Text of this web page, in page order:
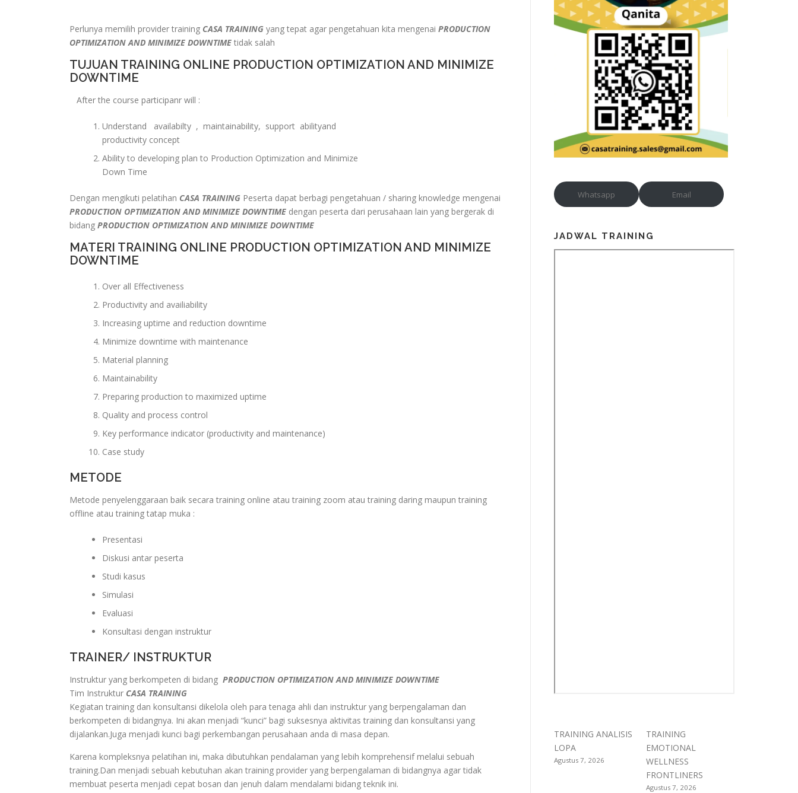
Perlunya memilih provider training CASA TRAINING yang tepat agar pengetahuan kita mengenai PRODUCTION
OPTIMIZATION AND MINIMIZE DOWNTIME tidak salah
TUJUAN TRAINING ONLINE PRODUCTION OPTIMIZATION AND MINIMIZE
DOWNTIME
After the course participanr will :
Understand availabilty , maintainability, support abilityand
productivity concept
Ability to developing plan to Production Optimization and Minimize
Down Time
Dengan mengikuti pelatihan CASA TRAINING Peserta dapat berbagi pengetahuan / sharing knowledge mengenai
PRODUCTION OPTIMIZATION AND MINIMIZE DOWNTIME dengan peserta dari perusahaan lain yang bergerak di
bidang PRODUCTION OPTIMIZATION AND MINIMIZE DOWNTIME
MATERI TRAINING ONLINE PRODUCTION OPTIMIZATION AND MINIMIZE
DOWNTIME
Over all Effectiveness
Productivity and availiability
Increasing uptime and reduction downtime
Minimize downtime with maintenance
Material planning
Maintainability
Preparing production to maximized uptime
Quality and process control
Key performance indicator (productivity and maintenance)
Case study
METODE
Metode penyelenggaraan baik secara training online atau training zoom atau training daring maupun training
offline atau training tatap muka :
Presentasi
Diskusi antar peserta
Studi kasus
Simulasi
Evaluasi
Konsultasi dengan instruktur
TRAINER/ INSTRUKTUR
Instruktur yang berkompeten di bidang PRODUCTION OPTIMIZATION AND MINIMIZE DOWNTIME
Tim Instruktur CASA TRAINING
Kegiatan training dan konsultansi dikelola oleh para tenaga ahli dan instruktur yang berpengalaman dan
berkompeten di bidangnya. Ini akan menjadi “kunci” bagi suksesnya aktivitas training dan konsultansi yang
dijalankan.Juga menjadi kunci bagi perkembangan perusahaan anda di masa depan.
Karena kompleksnya pelatihan ini, maka dibutuhkan pendalaman yang lebih komprehensif melalui sebuah
training.Dan menjadi sebuah kebutuhan akan training provider yang berpengalaman di bidangnya agar tidak
membuat peserta menjadi cepat bosan dan jenuh dalam mendalami bidang teknik ini.
Whatsapp Email
JADWAL TRAINING
TRAINING ANALISIS
LOPA
Agustus 7, 2026
TRAINING
EMOTIONAL
WELLNESS
FRONTLINERS
Agustus 7, 2026